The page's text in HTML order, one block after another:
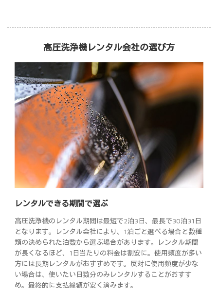
高圧洗浄機レンタル会社の選び方
レンタルできる期間で選ぶ
高圧洗浄機のレンタル期間は最短で2泊3日、最長で30泊31日
となります。レンタル会社により、1泊ごと選べる場合と数種
類の決められた泊数から選ぶ場合があります。レンタル期間
が長くなるほど、1日当たりの料金は割安に。使用頻度が多い
方には長期レンタルがおすすめです。反対に使用頻度が少な
い場合は、使いたい日数分のみレンタルすることがおすす
め。最終的に支払総額が安く済みます。